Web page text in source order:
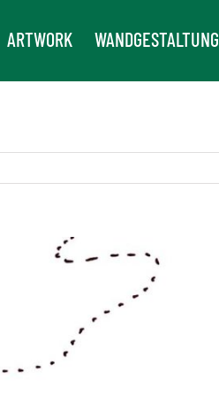
ARTWORK WANDGESTALTUNG